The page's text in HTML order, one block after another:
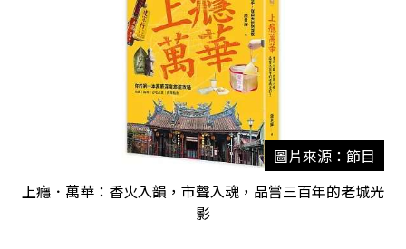
圖片來源：節目
上癮．萬華：香火入韻，市聲入魂，品嘗三百年的老城光
影